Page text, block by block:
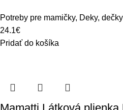
Potreby pre mamičky, Deky, dečky
24.1€
Pridať do košíka